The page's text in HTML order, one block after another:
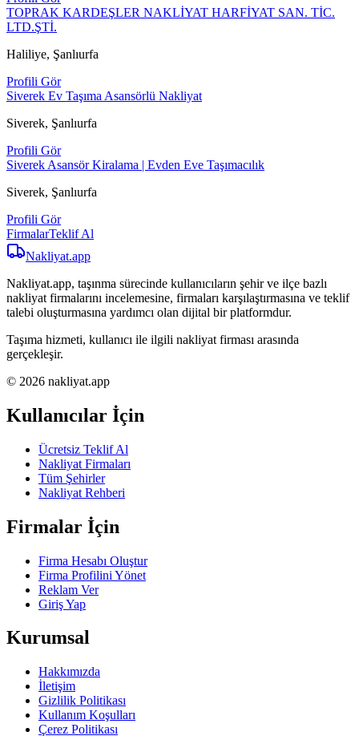
TOPRAK KARDEŞLER NAKLİYAT HARFİYAT SAN. TİC.
LTD.ŞTİ.
Haliliye, Şanlıurfa
Profili Gör
Siverek Ev Taşıma Asansörlü Nakliyat
Siverek, Şanlıurfa
Profili Gör
Siverek Asansör Kiralama | Evden Eve Taşımacılık
Siverek, Şanlıurfa
Profili Gör
FirmalarTeklif Al
Nakliyat.app
Nakliyat.app, taşınma sürecinde kullanıcıların şehir ve ilçe bazlı
nakliyat firmalarını incelemesine, firmaları karşılaştırmasına ve teklif
talebi oluşturmasına yardımcı olan dijital bir platformdur.
Taşıma hizmeti, kullanıcı ile ilgili nakliyat firması arasında
gerçekleşir.
© 2026 nakliyat.app
Kullanıcılar İçin
Ücretsiz Teklif Al
Nakliyat Firmaları
Tüm Şehirler
Nakliyat Rehberi
Firmalar İçin
Firma Hesabı Oluştur
Firma Profilini Yönet
Reklam Ver
Giriş Yap
Kurumsal
Hakkımızda
İletişim
Gizlilik Politikası
Kullanım Koşulları
Çerez Politikası